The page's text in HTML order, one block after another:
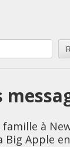
famille à
Big Apple